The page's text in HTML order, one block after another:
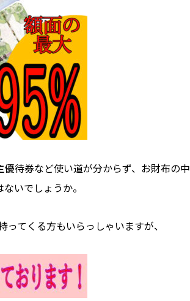
待券など使い道が分からず、お財布の中
いでしょうか。
てくる方もいらっしゃいますが、